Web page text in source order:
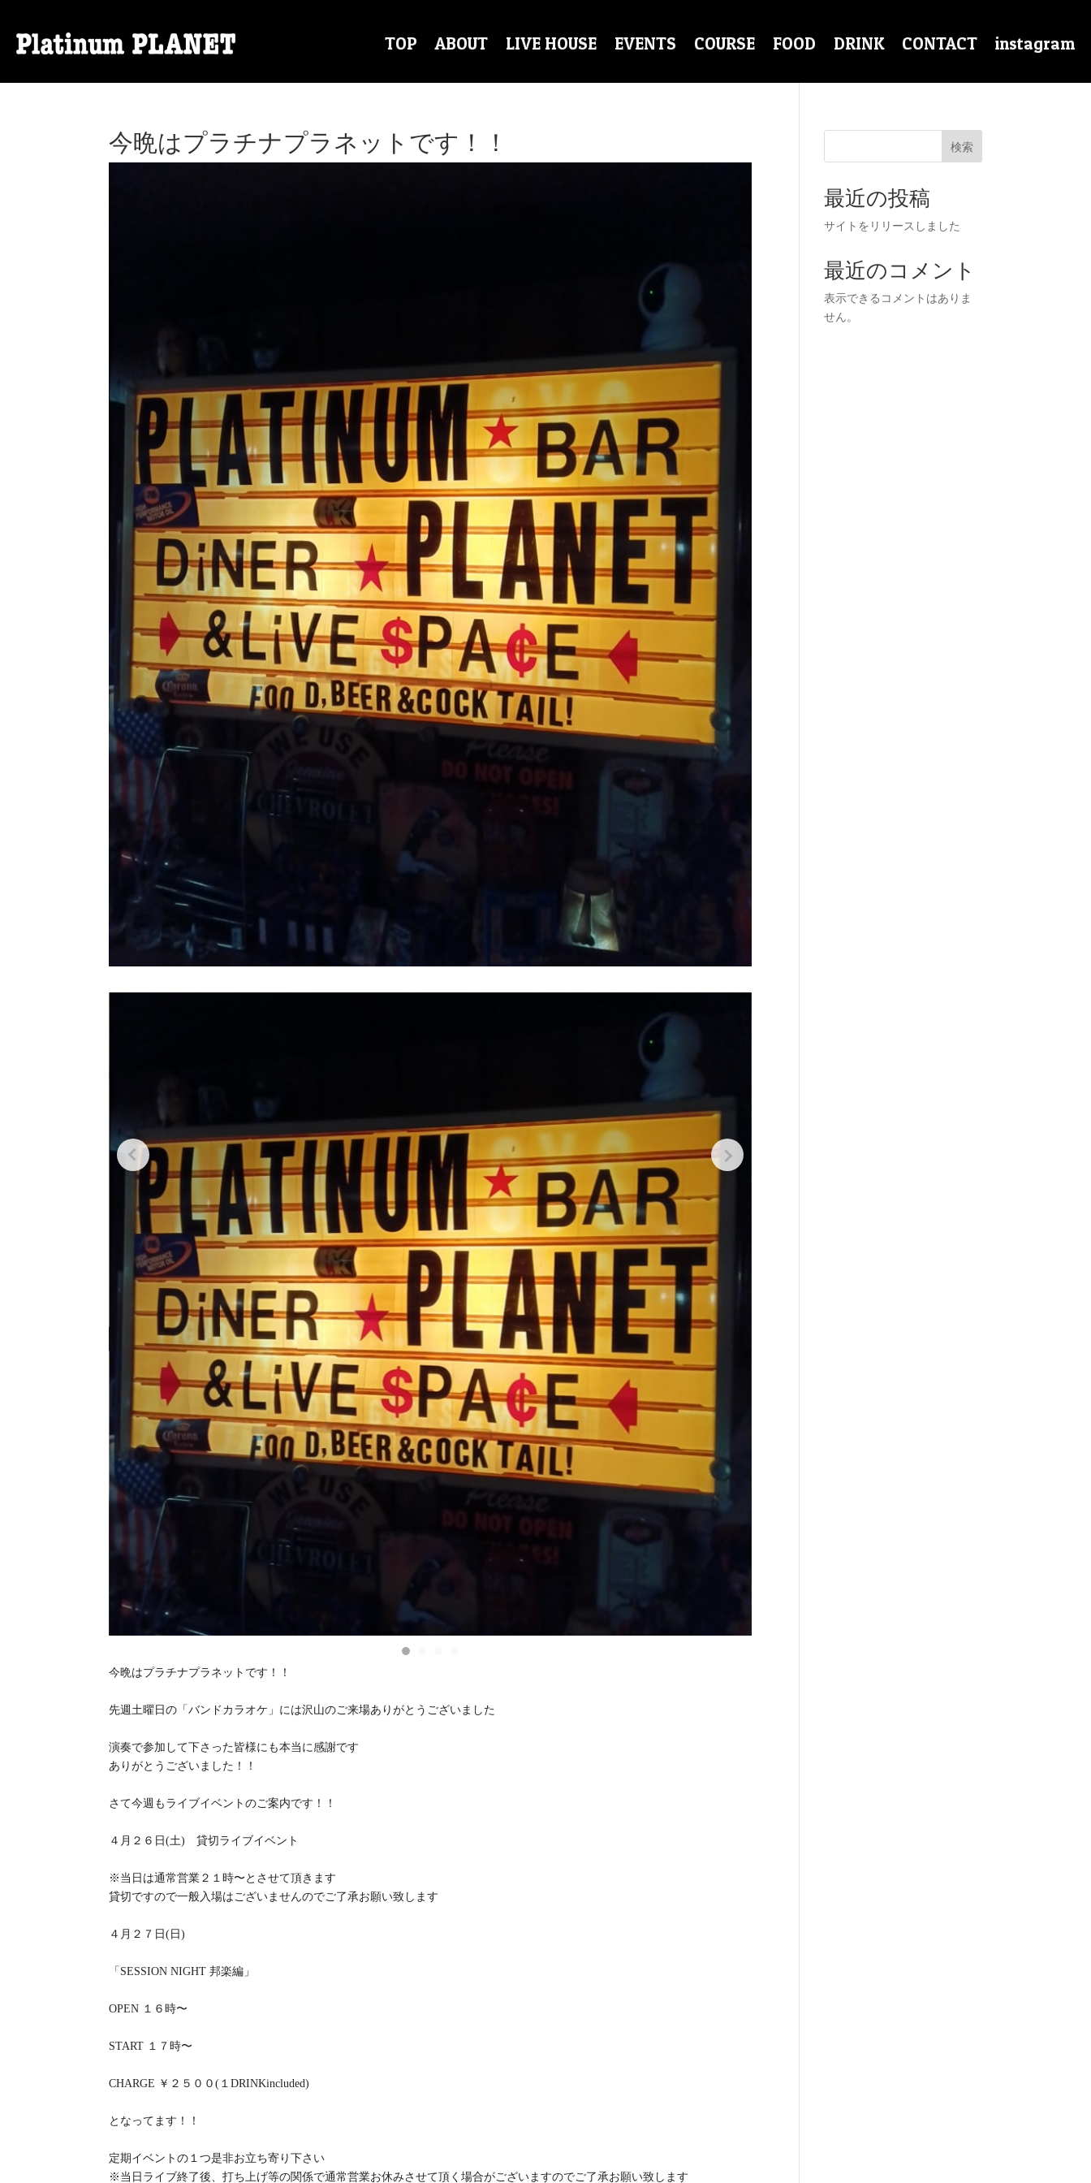
TOP ABOUT LIVE HOUSE EVENTS COURSE FOOD DRINK CONTACT instagram
今晩はプラチナプラネットです！！
今晩はプラチナプラネットです！！
先週土曜日の「バンドカラオケ」には沢山のご来場ありがとうございました
演奏で参加して下さった皆様にも本当に感謝です
ありがとうございました！！
さて今週もライブイベントのご案内です！！
４月２６日(土) 貸切ライブイベント
※当日は通常営業２１時〜とさせて頂きます
貸切ですので一般入場はございませんのでご了承お願い致します
４月２７日(日)
「SESSION NIGHT 邦楽編」
OPEN １６時〜
START １７時〜
CHARGE ￥２５００(１DRINKincluded)
となってます！！
定期イベントの１つ是非お立ち寄り下さい
※当日ライブ終了後、打ち上げ等の関係で通常営業お休みさせて頂く場合がございますのでご了承お願い致します
検索
最近の投稿
サイトをリリースしました
最近のコメント
表示できるコメントはありま
せん。